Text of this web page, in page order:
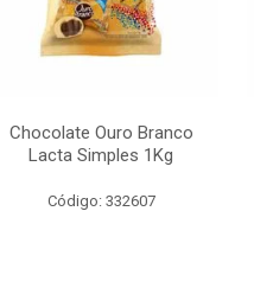
Chocolate Ouro Branco
Lacta Simples 1Kg
Código: 332607